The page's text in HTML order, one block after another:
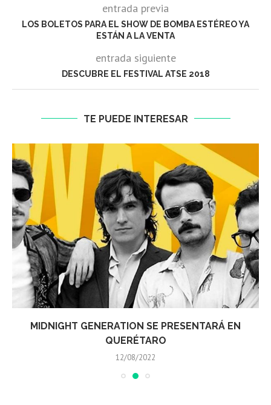
entrada previa
LOS BOLETOS PARA EL SHOW DE BOMBA ESTÉREO YA
ESTÁN A LA VENTA
entrada siguiente
DESCUBRE EL FESTIVAL ATSE 2018
TE PUEDE INTERESAR
MIDNIGHT GENERATION SE PRESENTARÁ EN
QUERÉTARO
12/08/2022